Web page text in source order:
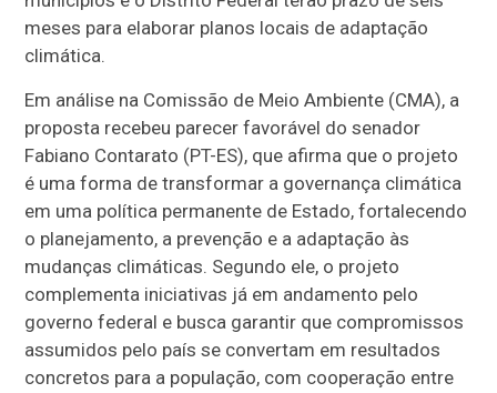
meses para elaborar planos locais de adaptação
climática.
Em análise na Comissão de Meio Ambiente (CMA), a
proposta recebeu parecer favorável do senador
Fabiano Contarato (PT-ES), que afirma que o projeto
é uma forma de transformar a governança climática
em uma política permanente de Estado, fortalecendo
o planejamento, a prevenção e a adaptação às
mudanças climáticas. Segundo ele, o projeto
complementa iniciativas já em andamento pelo
governo federal e busca garantir que compromissos
assumidos pelo país se convertam em resultados
concretos para a população, com cooperação entre